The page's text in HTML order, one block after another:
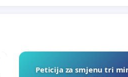
Peticija za smjenu tri